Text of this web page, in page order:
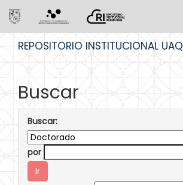
REPOSITORIO INSTITUCIONAL UAQ
Buscar
Buscar:
por